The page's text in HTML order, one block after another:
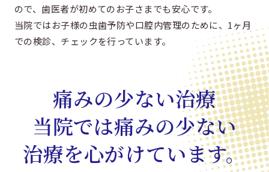
ので、歯医者が初めてのお子さまでも安心です。
当院ではお子様の虫歯予防や口腔内管理のために、1ヶ月
での検診、チェックを行っています。
痛みの少ない治療
当院では痛みの少ない
治療を心がけています。